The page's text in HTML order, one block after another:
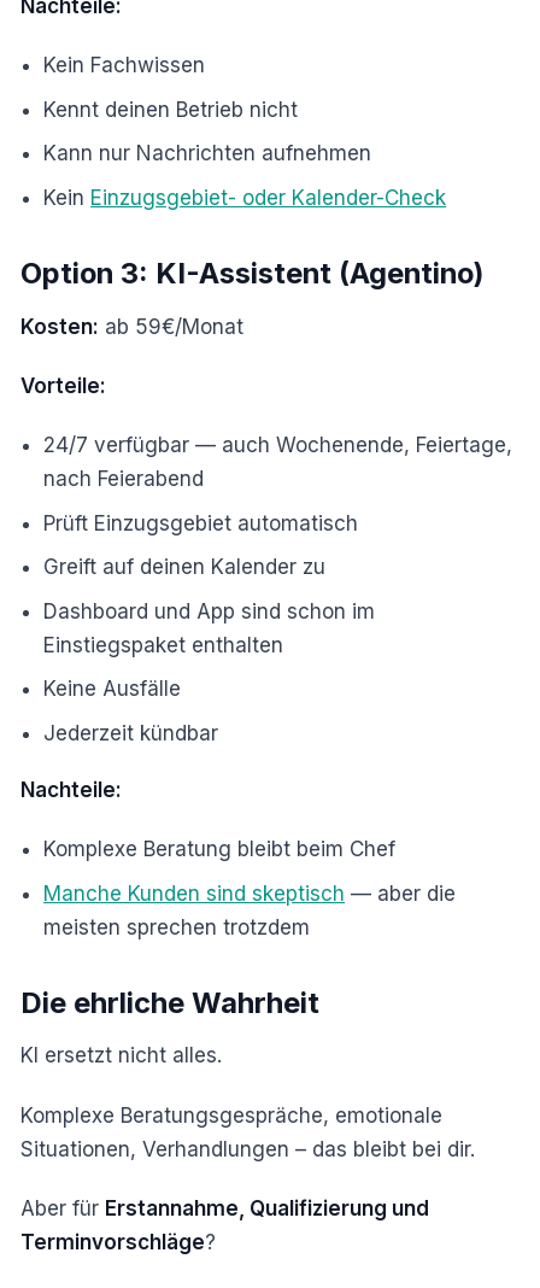
Nachteile:
Kein Fachwissen
Kennt deinen Betrieb nicht
Kann nur Nachrichten aufnehmen
Kein Einzugsgebiet- oder Kalender-Check
Option 3: KI-Assistent (Agentino)
Kosten: ab 59€/Monat
Vorteile:
24/7 verfügbar — auch Wochenende, Feiertage,
nach Feierabend
Prüft Einzugsgebiet automatisch
Greift auf deinen Kalender zu
Dashboard und App sind schon im
Einstiegspaket enthalten
Keine Ausfälle
Jederzeit kündbar
Nachteile:
Komplexe Beratung bleibt beim Chef
Manche Kunden sind skeptisch — aber die
meisten sprechen trotzdem
Die ehrliche Wahrheit
KI ersetzt nicht alles.
Komplexe Beratungsgespräche, emotionale
Situationen, Verhandlungen – das bleibt bei dir.
Aber für Erstannahme, Qualifizierung und
Terminvorschläge?